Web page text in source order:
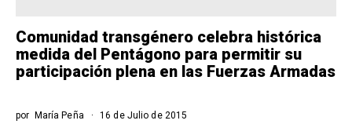
Comunidad transgénero celebra histórica
medida del Pentágono para permitir su
participación plena en las Fuerzas Armadas
por María Peña 16 de Julio de 2015